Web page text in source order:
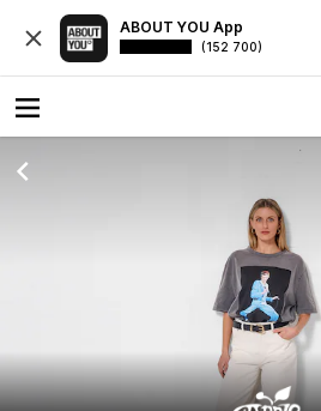
ABOUT YOU App
(152 700)